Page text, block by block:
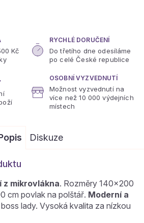
Kč
RYCHLÉ DORUČENÍ
Do třetího dne odesíláme
po celé České republice
OSOBNÍ VYZVEDNUTÍ
Možnost vyzvednutí na
více než 10 000 výdejních
místech
Diskuze
z mikrovlákna. Rozměry 140x200
cm povlak na polštář. Moderní a
lady. Vysoká kvalita za nízkou